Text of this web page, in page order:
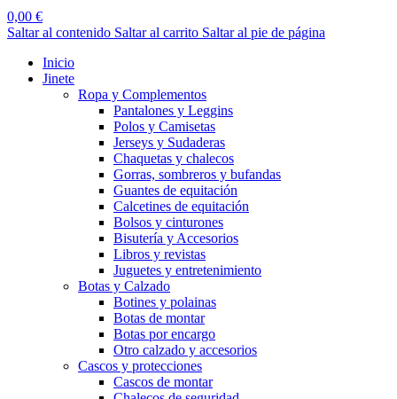
0,00 €
Saltar al contenido Saltar al carrito Saltar al pie de página
Inicio
Jinete
Ropa y Complementos
Pantalones y Leggins
Polos y Camisetas
Jerseys y Sudaderas
Chaquetas y chalecos
Gorras, sombreros y bufandas
Guantes de equitación
Calcetines de equitación
Bolsos y cinturones
Bisutería y Accesorios
Libros y revistas
Juguetes y entretenimiento
Botas y Calzado
Botines y polainas
Botas de montar
Botas por encargo
Otro calzado y accesorios
Cascos y protecciones
Cascos de montar